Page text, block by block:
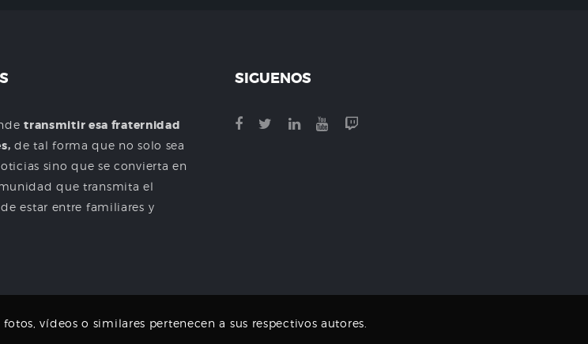
transmitir esa fraternidad
de tal forma que no solo sea
sino que se convierta en
que transmita el
estar entre familiares y
SIGUENOS
vídeos o similares pertenecen a sus respectivos autores.